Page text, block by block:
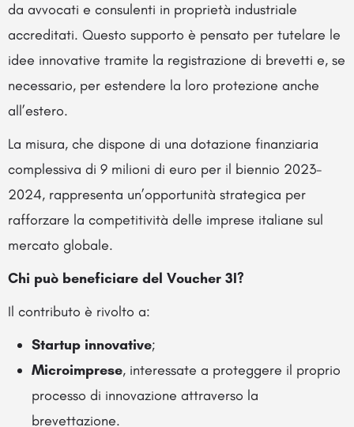
da avvocati e consulenti in proprietà industriale
accreditati. Questo supporto è pensato per tutelare le
idee innovative tramite la registrazione di brevetti e, se
necessario, per estendere la loro protezione anche
all’estero.
La misura, che dispone di una dotazione finanziaria
complessiva di 9 milioni di euro per il biennio 2023-
2024, rappresenta un’opportunità strategica per
rafforzare la competitività delle imprese italiane sul
mercato globale.
Chi può beneficiare del Voucher 3I?
Il contributo è rivolto a:
Startup innovative;
Microimprese, interessate a proteggere il proprio
processo di innovazione attraverso la
brevettazione.